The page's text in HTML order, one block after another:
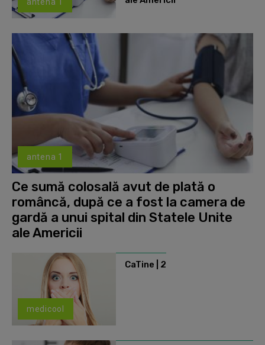
antena 1
antena 1
Ce sumă colosală avut de plată o
româncă, după ce a fost la camera de
gardă a unui spital din Statele Unite
ale Americii
medicool
CaTine | 2